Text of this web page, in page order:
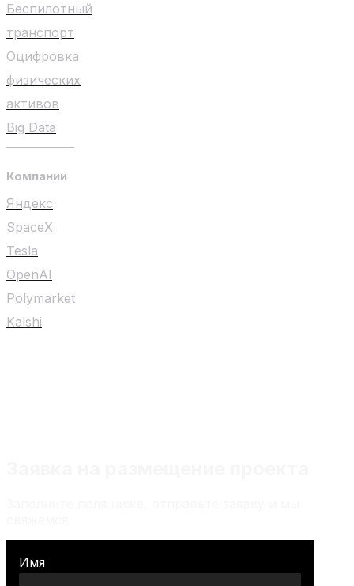
Беспилотный
транспорт
Оцифровка
физических
активов
Big Data
Компании
Яндекс
SpaceX
Tesla
OpenAI
Polymarket
Kalshi
Имя